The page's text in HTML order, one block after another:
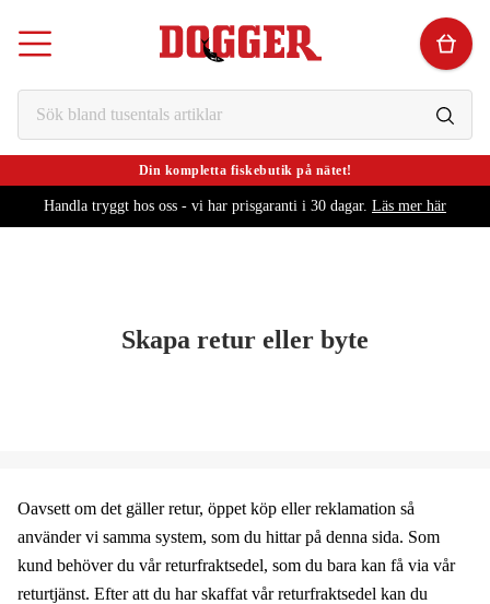
Din kompletta fiskebutik på nätet!
Handla tryggt hos oss - vi har prisgaranti i 30 dagar. Läs mer här
Skapa retur eller byte
Oavsett om det gäller retur, öppet köp eller reklamation så
använder vi samma system, som du hittar på denna sida. Som
kund behöver du vår returfraktsedel, som du bara kan få via vår
returtjänst. Efter att du har skaffat vår returfraktsedel kan du